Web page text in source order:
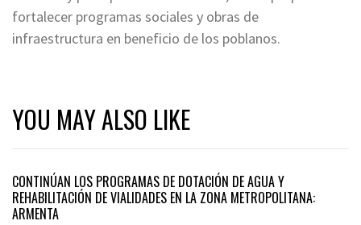
fortalecer programas sociales y obras de
infraestructura en beneficio de los poblanos.
YOU MAY ALSO LIKE
CONTINÚAN LOS PROGRAMAS DE DOTACIÓN DE AGUA Y
REHABILITACIÓN DE VIALIDADES EN LA ZONA METROPOLITANA:
ARMENTA